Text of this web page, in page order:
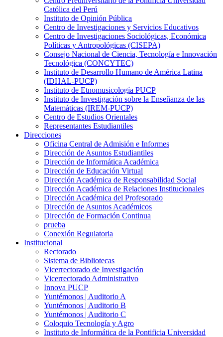
Católica del Perú
Instituto de Opinión Pública
Centro de Investigaciones y Servicios Educativos
Centro de Investigaciones Sociológicas, Económica
Políticas y Antropológicas (CISEPA)
Consejo Nacional de Ciencia, Tecnología e Innovación
Tecnológica (CONCYTEC)
Instituto de Desarrollo Humano de América Latina
(IDHAL-PUCP)
Instituto de Etnomusicología PUCP
Instituto de Investigación sobre la Enseñanza de las
Matemáticas (IREM-PUCP)
Centro de Estudios Orientales
Representantes Estudiantiles
Direcciones
Oficina Central de Admisión e Informes
Dirección de Asuntos Estudiantiles
Dirección de Informática Académica
Dirección de Educación Virtual
Dirección Académica de Responsabilidad Social
Dirección Académica de Relaciones Institucionales
Dirección Académica del Profesorado
Dirección de Asuntos Académicos
Dirección de Formación Continua
prueba
Conexión Regulatoria
Institucional
Rectorado
Sistema de Bibliotecas
Vicerrectorado de Investigación
Vicerrectorado Administrativo
Innova PUCP
Yuntémonos | Auditorio A
Yuntémonos | Auditorio B
Yuntémonos | Auditorio C
Coloquio Tecnología y Agro
Instituto de Informática de la Pontificia Universidad